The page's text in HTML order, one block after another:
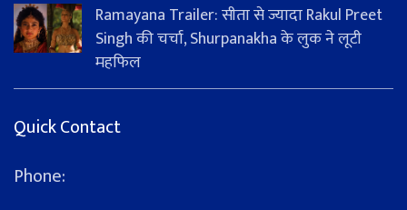
Ramayana Trailer: सीता से ज्यादा Rakul Preet
Singh की चर्चा, Shurpanakha के लुक ने लूटी
महफिल
Quick Contact
Phone: